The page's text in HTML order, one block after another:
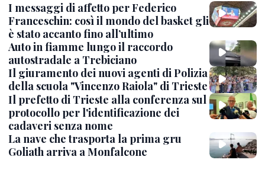
I messaggi di affetto per Federico
Franceschin: così il mondo del basket gli
è stato accanto fino all’ultimo
Auto in fiamme lungo il raccordo
autostradale a Trebiciano
Il giuramento dei nuovi agenti di Polizia
della scuola "Vincenzo Raiola" di Trieste
Il prefetto di Trieste alla conferenza sul
protocollo per l'identificazione dei
cadaveri senza nome
La nave che trasporta la prima gru
Goliath arriva a Monfalcone